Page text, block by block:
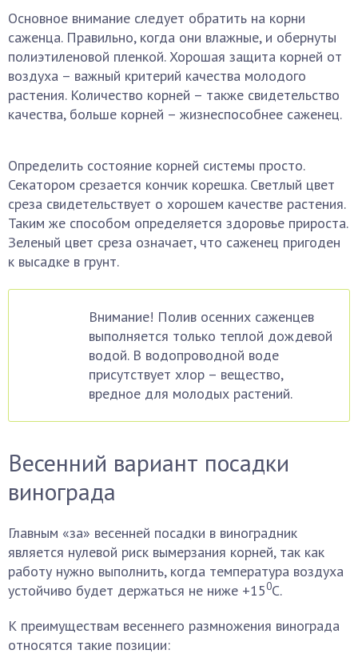
Основное внимание следует обратить на корни
саженца. Правильно, когда они влажные, и обернуты
полиэтиленовой пленкой. Хорошая защита корней от
воздуха – важный критерий качества молодого
растения. Количество корней – также свидетельство
качества, больше корней – жизнеспособнее саженец.
Определить состояние корней системы просто.
Секатором срезается кончик корешка. Светлый цвет
среза свидетельствует о хорошем качестве растения.
Таким же способом определяется здоровье прироста.
Зеленый цвет среза означает, что саженец пригоден
к высадке в грунт.
Внимание! Полив осенних саженцев
выполняется только теплой дождевой
водой. В водопроводной воде
присутствует хлор – вещество,
вредное для молодых растений.
Весенний вариант посадки
винограда
Главным «за» весенней посадки в виноградник
является нулевой риск вымерзания корней, так как
работу нужно выполнить, когда температура воздуха
устойчиво будет держаться не ниже +150С.
К преимуществам весеннего размножения винограда
относятся такие позиции: